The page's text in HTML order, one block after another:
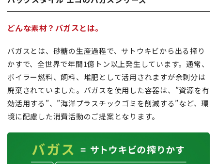
どんな素材？バガスとは。
バガスとは、砂糖の生産過程で、サトウキビから出る搾り
かすで、全世界で年間1億トン以上発生しています。通常、
ボイラー燃料、飼料、堆肥として活用されますが余剰分は
廃棄されていました。バガスを使用した容器は、”資源を有
効活用する”、”海洋プラスチックゴミを削減する”など、環
境に配慮した消費活動のご提案となります。